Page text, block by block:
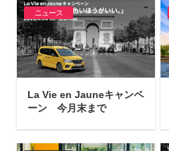
ニュース
La Vie en Jauneキャンペ
ーン 今月末まで